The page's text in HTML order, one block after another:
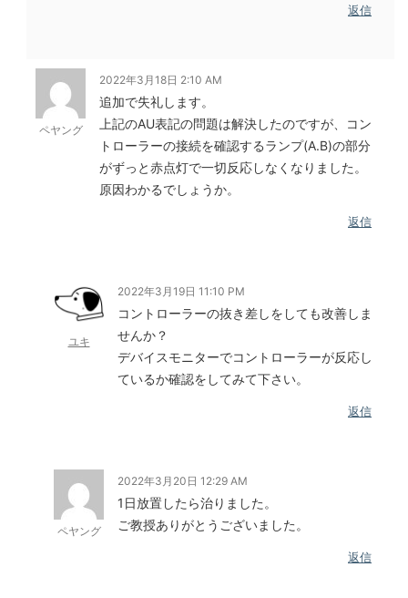
返信
ペヤング
2022年3月18日 2:10 AM
追加で失礼します。
上記のAU表記の問題は解決したのですが、コン
トローラーの接続を確認するランプ(A.B)の部分
がずっと赤点灯で一切反応しなくなりました。
原因わかるでしょうか。
返信
ユキ
2022年3月19日 11:10 PM
コントローラーの抜き差しをしても改善しま
せんか？
デバイスモニターでコントローラーが反応し
ているか確認をしてみて下さい。
返信
ペヤング
2022年3月20日 12:29 AM
1日放置したら治りました。
ご教授ありがとうございました。
返信